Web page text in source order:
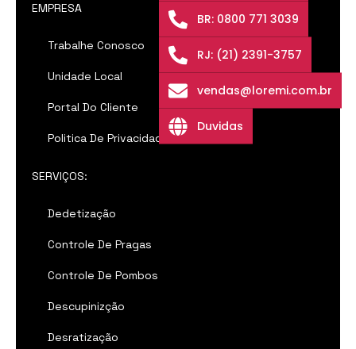
EMPRESA
Trabalhe Conosco
Unidade Local
Portal Do Cliente
Politica De Privacidade
SERVIÇOS:
Dedetização
Controle De Pragas
Controle De Pombos
Descupinizção
Desratização
BR: 0800 771 3039
RJ: (21) 2391-3757
vendas@loremi.com.br
Duvidas